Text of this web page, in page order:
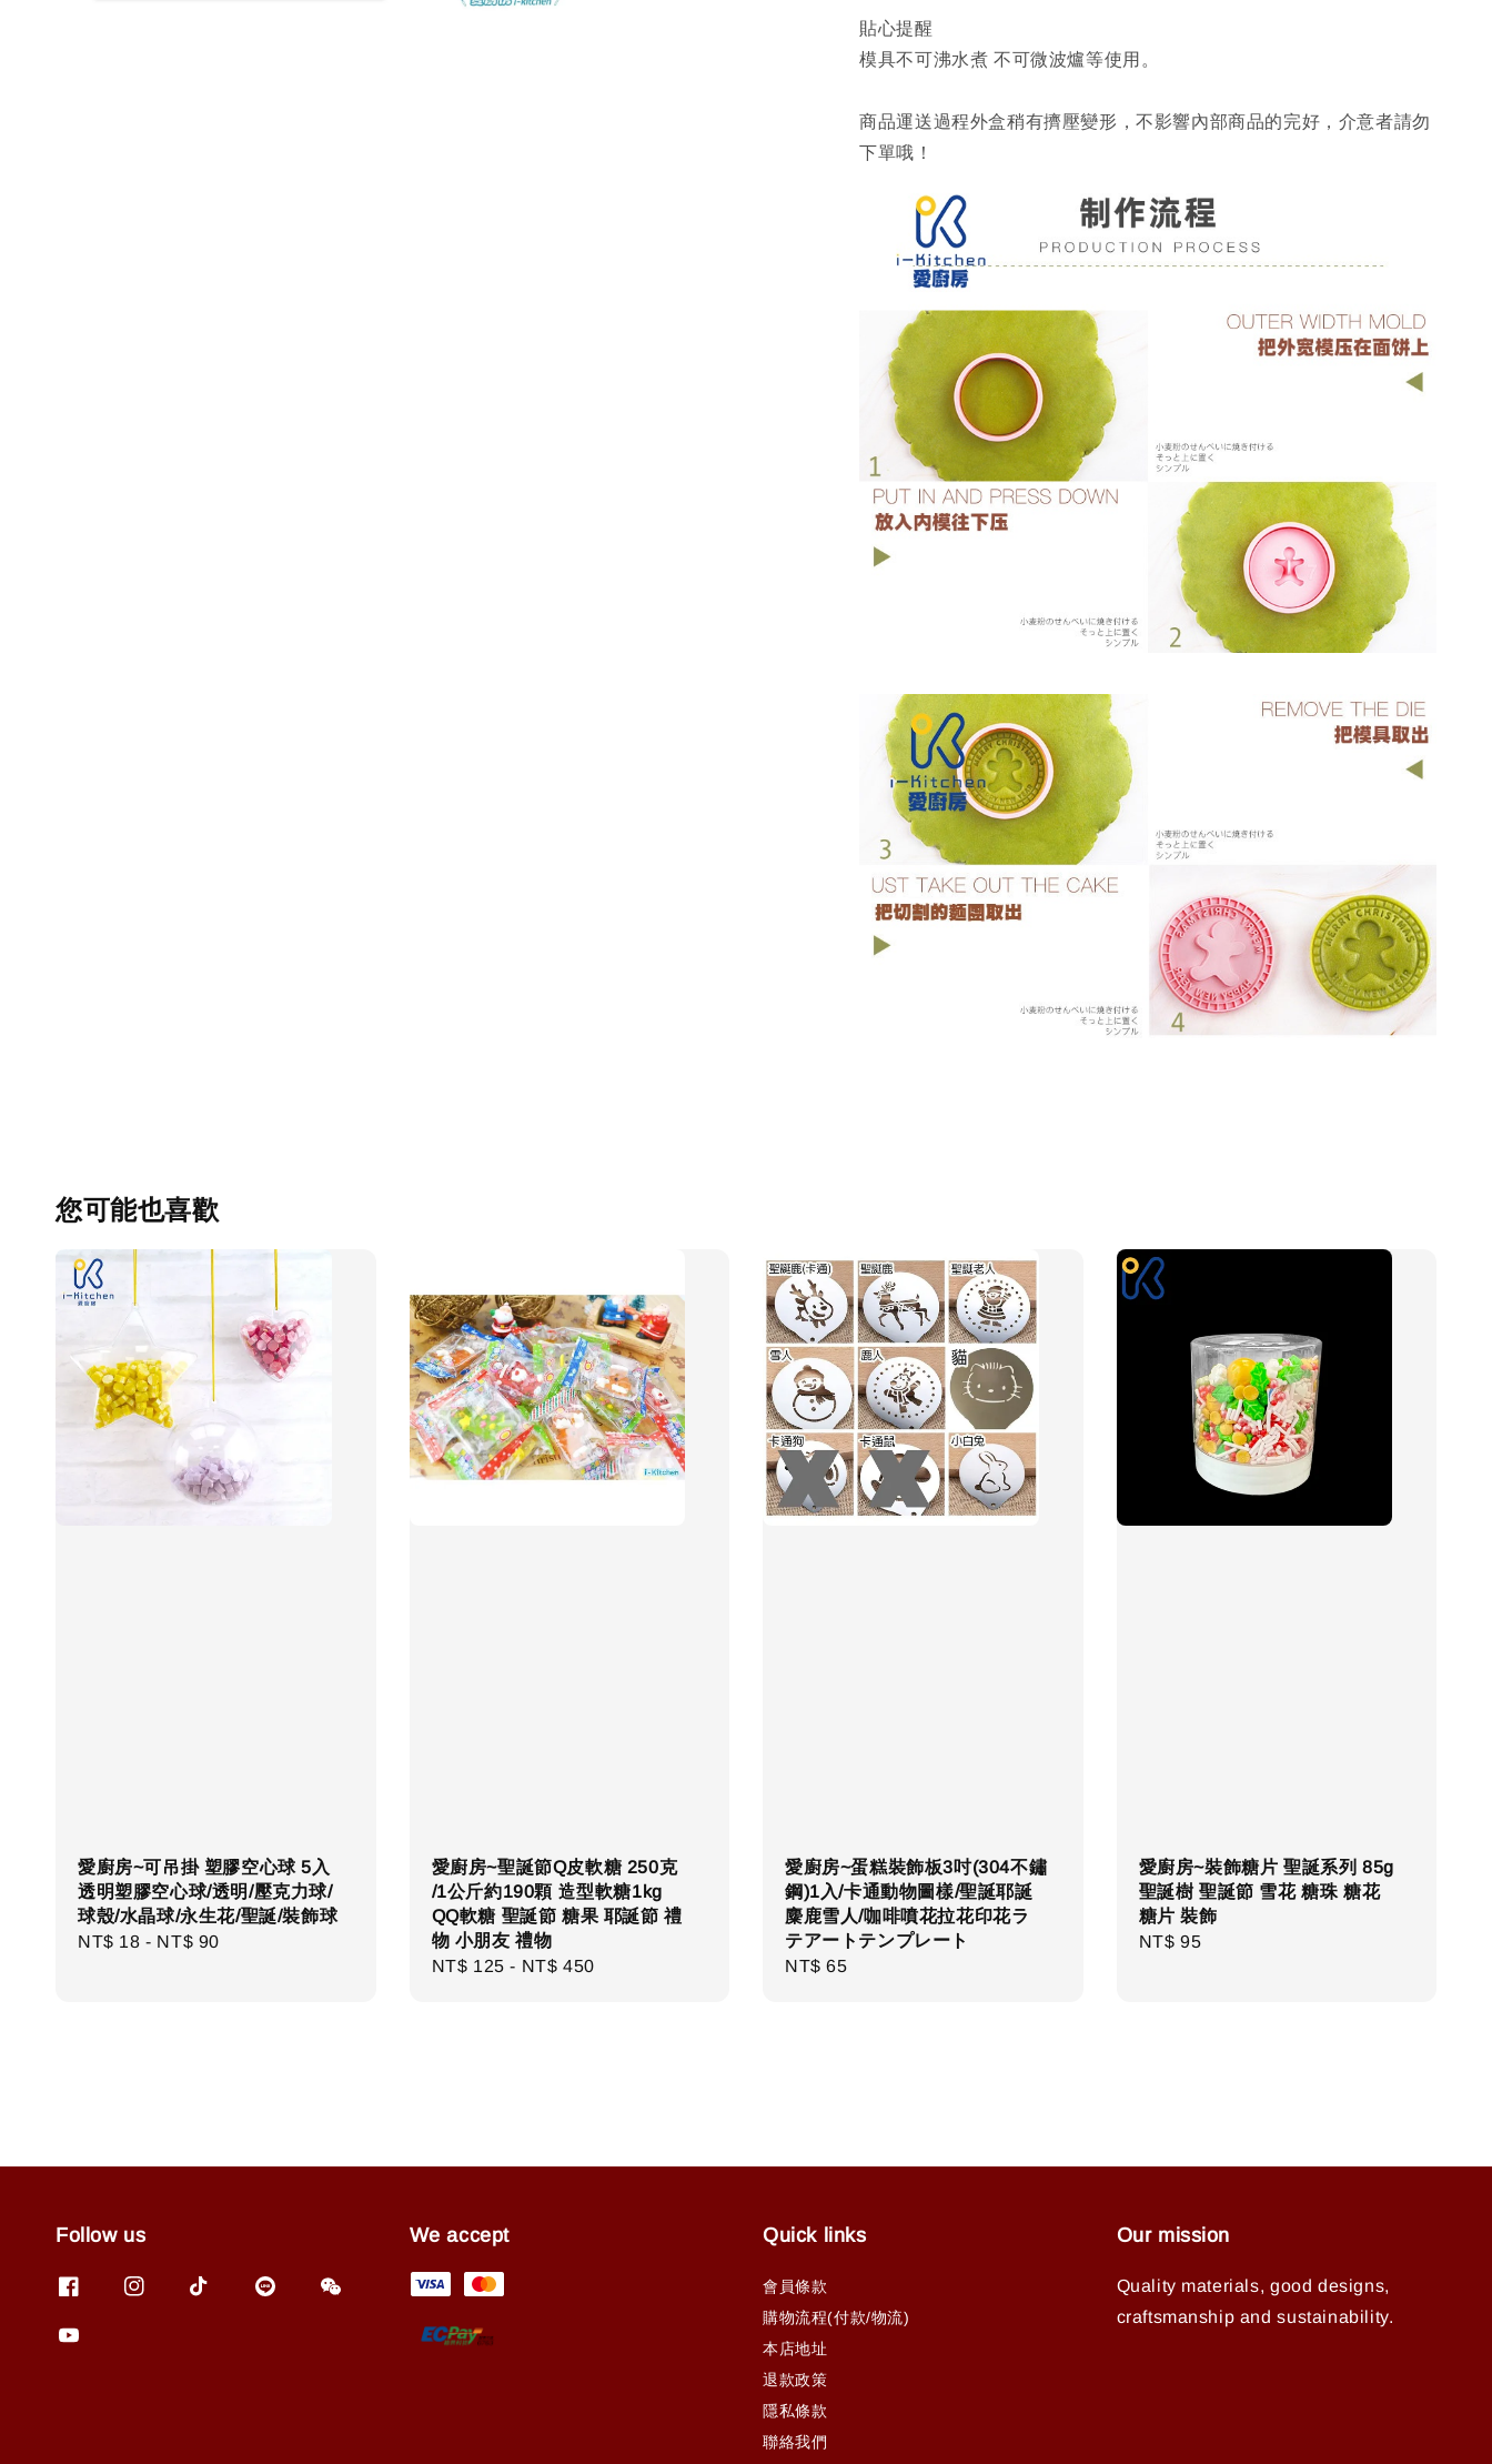
貼心提醒
模具不可沸水煮 不可微波爐等使用。
商品運送過程外盒稍有擠壓變形，不影響內部商品的完好，介意者請勿
下單哦！
您可能也喜歡
愛廚房~可吊掛 塑膠空心球 5入
透明塑膠空心球/透明/壓克力球/
球殼/水晶球/永生花/聖誕/裝飾球
Regular
NT$ 18 - NT$ 90
愛廚房~聖誕節Q皮軟糖 250克
/1公斤約190顆 造型軟糖1kg
QQ軟糖 聖誕節 糖果 耶誕節 禮
物 小朋友 禮物
Regular
NT$ 125 - NT$ 450
愛廚房~蛋糕裝飾板3吋(304不鏽
鋼)1入/卡通動物圖樣/聖誕耶誕
麋鹿雪人/咖啡噴花拉花印花ラ
テアートテンプレート
Regular
NT$ 65
愛廚房~裝飾糖片 聖誕系列 85g
聖誕樹 聖誕節 雪花 糖珠 糖花
糖片 裝飾
Regular
NT$ 95
Follow us We accept Quick links
會員條款
購物流程(付款/物流)
本店地址
退款政策
隱私條款
聯絡我們
Our mission
Quality materials, good designs,
craftsmanship and sustainability.